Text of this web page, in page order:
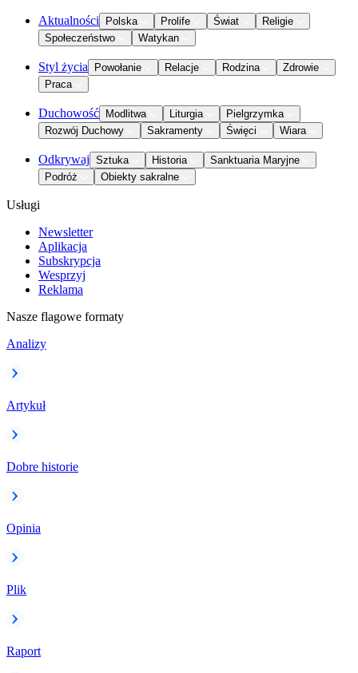
Aktualności Polska Prolife Świat
Religie
Społeczeństwo
Watykan
Styl życia Powołanie Relacje Rodzina
Zdrowie
Praca
Duchowość Modlitwa Liturgia
Pielgrzymka
Rozwój Duchowy
Sakramenty Święci Wiara
Odkrywaj Sztuka Historia
Sanktuaria Maryjne
Podróż
Obiekty sakralne
Usługi
Newsletter
Aplikacja
Subskrypcja
Wesprzyj
Reklama
Nasze flagowe formaty
Analizy
Artykuł
Dobre historie
Opinia
Plik
Raport